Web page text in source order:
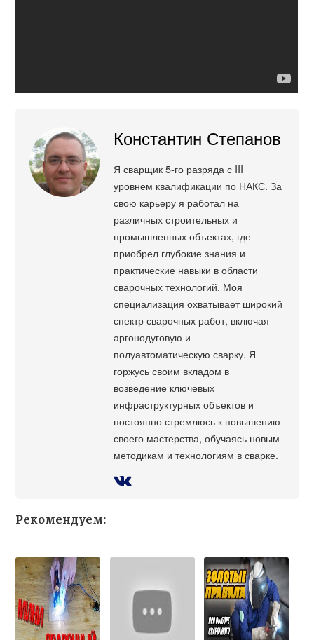
Константин Степанов
Я сварщик 5-го разряда с III
уровнем квалификации по НАКС. За
свою карьеру я работал на
различных строительных и
промышленных объектах, где
приобрел глубокие знания и
практические навыки в области
сварочных технологий. Моя
специализация охватывает широкий
спектр сварочных работ, включая
аргонодуговую и
полуавтоматическую сварку. Я
горжусь своим вкладом в
возведение ключевых
инфраструктурных объектов и
постоянно стремлюсь к повышению
своего мастерства, обучаясь новым
методикам и технологиям в сварке.
Рекомендуем: